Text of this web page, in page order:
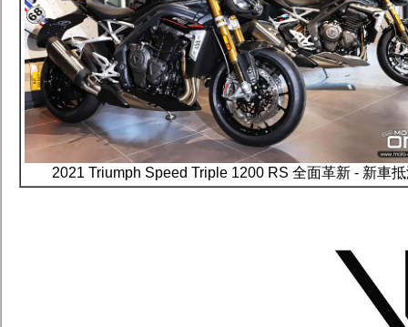
2021 Triumph Speed Triple 1200 RS 全面革新 - 新車